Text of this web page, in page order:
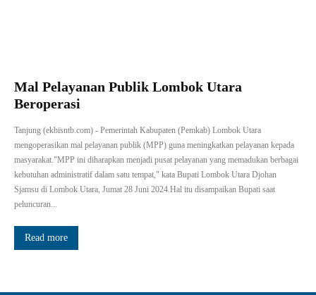
Mal Pelayanan Publik Lombok Utara
Beroperasi
Tanjung (ekbisntb.com) - Pemerintah Kabupaten (Pemkab) Lombok Utara
mengoperasikan mal pelayanan publik (MPP) guna meningkatkan pelayanan kepada
masyarakat."MPP ini diharapkan menjadi pusat pelayanan yang memadukan berbagai
kebutuhan administratif dalam satu tempat," kata Bupati Lombok Utara Djohan
Sjamsu di Lombok Utara, Jumat 28 Juni 2024.Hal itu disampaikan Bupati saat
peluncuran...
Read more